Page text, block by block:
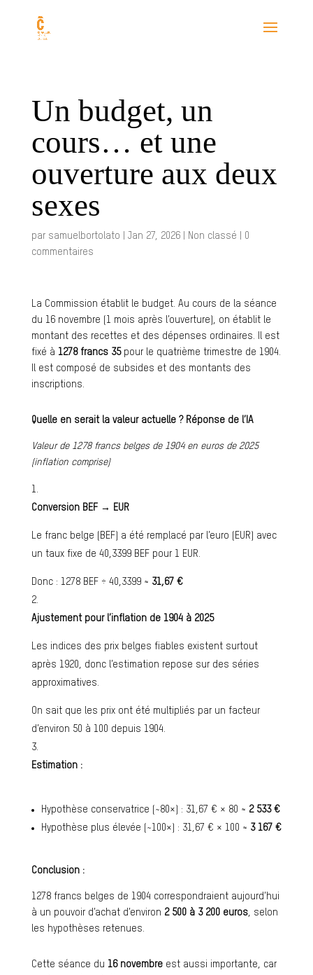
Un budget, un
cours… et une
ouverture aux deux
sexes
par samuelbortolato Jan 27, 2026| Non classé
0
commentaires
La Commission établit le budget. Au cours de la séance
du 16 novembre (1 mois après l’ouverture), on établit le
montant des recettes et des dépenses ordinaires. Il est
fixé à 1278 francs 35pour le quatrième trimestre de 1904.
Il est composé de subsides et des montants des
inscriptions.
Quelle en serait la valeur actuelle ? Réponse de l’IA
Valeur de 1278 francs belges de 1904 en euros de 2025
(inflation comprise)
Conversion BEF → EUR
Le franc belge (BEF) a été remplacé par l’euro (EUR) avec
un taux fixe de 40,3399 BEF pour 1 EUR.
Donc : 1278 BEF ÷ 40,3399 ≈ 31,67 €
Ajustement pour l’inflation de 1904 à 2025
Les indices des prix belges fiables existent surtout
après 1920, donc l’estimation repose sur des séries
approximatives.
On sait que les prix ont été multipliés par un facteur
d’environ 50 à 100 depuis 1904.
Estimation :
Hypothèse conservatrice (~80×) : 31,67 € × 80 ≈ 2 533 €
Hypothèse plus élevée (~100×) : 31,67 € × 100 ≈ 3 167 €
Conclusion :
1278 francs belges de 1904 correspondraient aujourd’hui
à un pouvoir d’achat d’environ 2 500 à 3 200 euros, selon
les hypothèses retenues.
Cette séance du 16 novembreest aussi importante, car